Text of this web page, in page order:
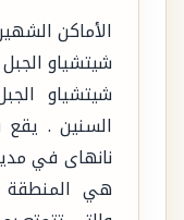
الأماكن
شيتشياو الجبل
شيتشياو
السنين .
نانهاى في
هي المنطقة